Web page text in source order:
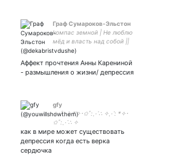
Граф Сумароков-Эльстон
kомпас земной | Не люблю
мёд и власть над собой ||
Рылеев Южного общества
Верховенский - швейцарец
🇨🇭 (моя Даша
Аффект прочтения Анны Карениной
- размышления о жизни/ депрессия
gfy
✧･ﾟ⋰: *✧･✩ﾟ:⋰∴ ✧⋰: *✧･
✩ﾟ:⋰∴ ✧
как в мире может существовать
депрессия когда есть верка
сердючка